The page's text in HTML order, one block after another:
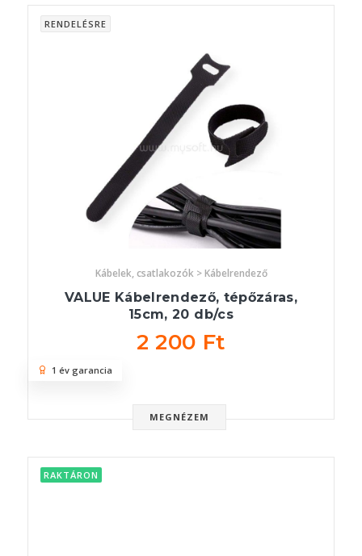
RENDELÉSRE
Kábelek, csatlakozók > Kábelrendező
VALUE Kábelrendező, tépőzáras,
15cm, 20 db/cs
2 200 Ft
MEGNÉZEM
1 év garancia
RAKTÁRON